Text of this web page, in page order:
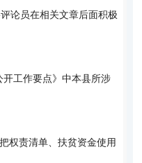
论员在相关文章后面积极
工作要点》中本县所涉
把权责清单、扶贫资金使用